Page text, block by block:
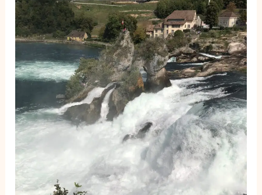
Szívében:
A
Rajna-
Schaffhausen
és
Élményei